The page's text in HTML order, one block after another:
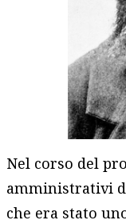
Nel corso del
amministrativi
che era stato